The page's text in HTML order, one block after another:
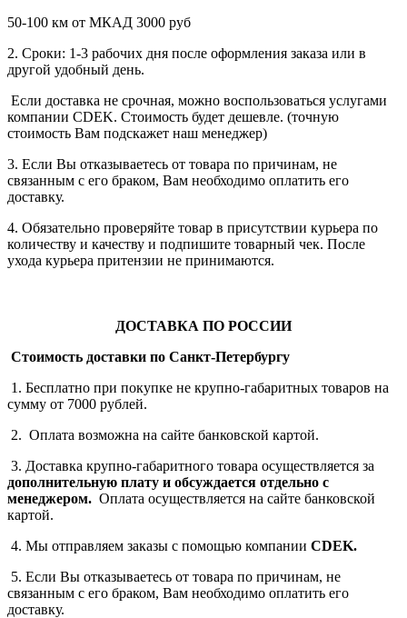
50-100 км от МКАД 3000 руб
2. Сроки: 1-3 рабочих дня после оформления заказа или в
другой удобный день.
Если доставка не срочная, можно воспользоваться услугами
компании СDEK. Стоимость будет дешевле. (точную
стоимость Вам подскажет наш менеджер)
3. Если Вы отказываетесь от товара по причинам, не
связанным с его браком, Вам необходимо оплатить его
доставку.
4. Обязательно проверяйте товар в присутствии курьера по
количеству и качеству и подпишите товарный чек. После
ухода курьера притензии не принимаются.
ДОСТАВКА ПО РОССИИ
Стоимость доставки по Санкт-Петербургу
1. Бесплатно при покупке не крупно-габаритных товаров на
сумму от 7000 рублей.
2. Оплата возможна на сайте банковской картой.
3. Доставка крупно-габаритного товара осуществляется за
дополнительную плату и обсуждается отдельно с
менеджером. Оплата осуществляется на сайте банковской
картой.
4. Мы отправляем заказы с помощью компании СDEK.
5. Если Вы отказываетесь от товара по причинам, не
связанным с его браком, Вам необходимо оплатить его
доставку.